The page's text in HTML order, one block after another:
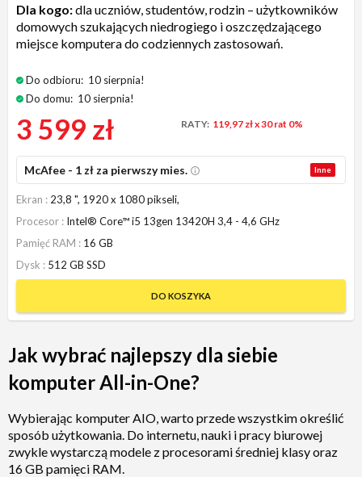
Dla kogo:dla uczniów, studentów, rodzin – użytkowników
domowych szukających niedrogiego i oszczędzającego
miejsce komputera do codziennych zastosowań.
Do odbioru: 10 sierpnia!
Do domu: 10 sierpnia!
3 599 zł RATY: 119,97 złx 30 rat 0%
Inne
McAfee - 1 zł za pierwszy mies.
Ekran
23,8 ", 1920 x 1080 pikseli,
Procesor
Intel® Core™ i5 13gen 13420H 3,4 - 4,6 GHz
Pamięć RAM
16 GB
Dysk
512 GB SSD
DO KOSZYKA
Jak wybrać najlepszy dla siebie
komputer All-in-One?
Wybierając komputer AIO, warto przede wszystkim określić
sposób użytkowania. Do internetu, nauki i pracy biurowej
zwykle wystarczą modele z procesorami średniej klasy oraz
16 GB pamięci RAM.